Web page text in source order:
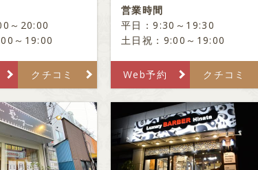
～20:00
～19:00
クチコミ
営業時間
平日：9:30～19:30
土日祝：9:00～19:00
Web予約 クチコミ